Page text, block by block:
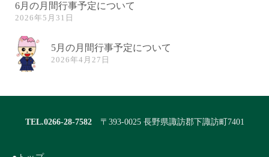
6月の月間行事予定について
2026年5月31日
5月の月間行事予定について
2026年4月27日
TEL.0266-28-7582 〒393-0025 長野県諏訪郡下諏訪町7401